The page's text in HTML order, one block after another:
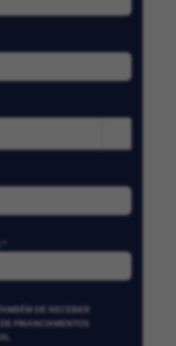
DE RECEBER
FINANCIAMENTOS